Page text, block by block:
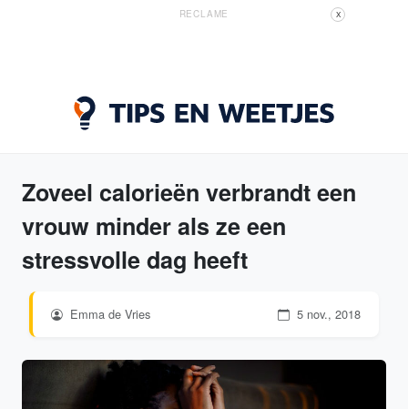
RECLAME X
Zoveel calorieën verbrandt een
vrouw minder als ze een
stressvolle dag heeft
Emma de Vries 5 nov., 2018